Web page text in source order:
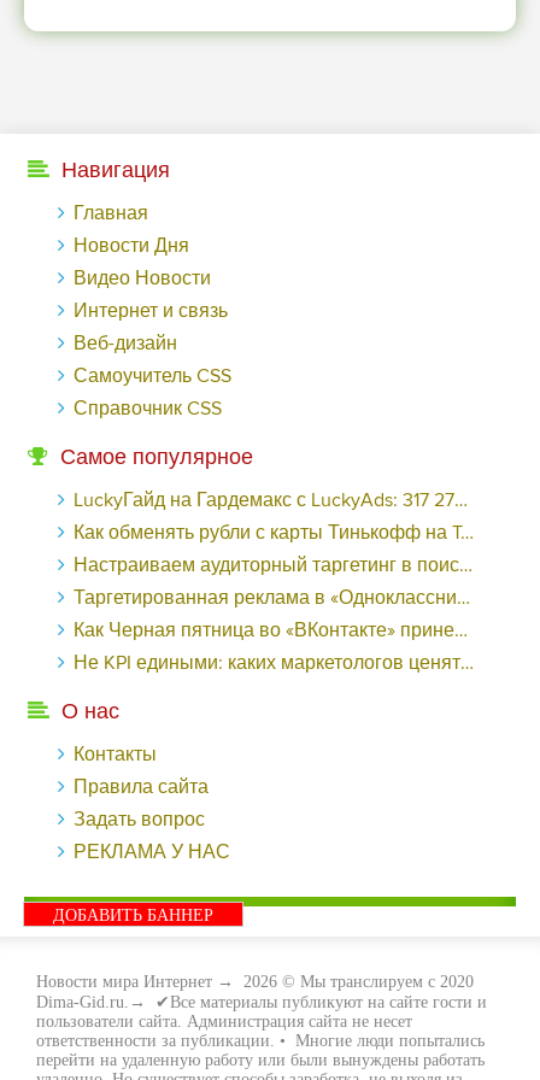
Навигация
Главная
Новости Дня
Видео Новости
Интернет и связь
Веб-дизайн
Самоучитель CSS
Справочник CSS
Самое популярное
LuckyГайд на Гардемакс с LuckyAds: 317 279 рублей за 10 дней - «Надо знать»
Как обменять рубли с карты Тинькофф на Tether ERC20 (USDT)?
Настраиваем аудиторный таргетинг в поисковой кампании Google Ads - «Заработок»
Таргетированная реклама в «Одноклассниках»: как ее настроить и нужно ли - «Заработок»
Как Черная пятница во «ВКонтакте» принесла магазину подарков 221 продажу по цене 38 рублей - «Заработок»
Не KPI едиными: каких маркетологов ценят - «Заработок»
О нас
Контакты
Правила сайта
Задать вопрос
РЕКЛАМА У НАС
ДОБАВИТЬ БАННЕР
Новости мира Интернет → 2026 © Мы транслируем с 2020
Dima-Gid.ru.→ ✔Все материалы публикуют на сайте гости и
пользователи сайта. Администрация сайта не несет
ответственности за публикации. • Многие люди попытались
перейти на удаленную работу или были вынуждены работать